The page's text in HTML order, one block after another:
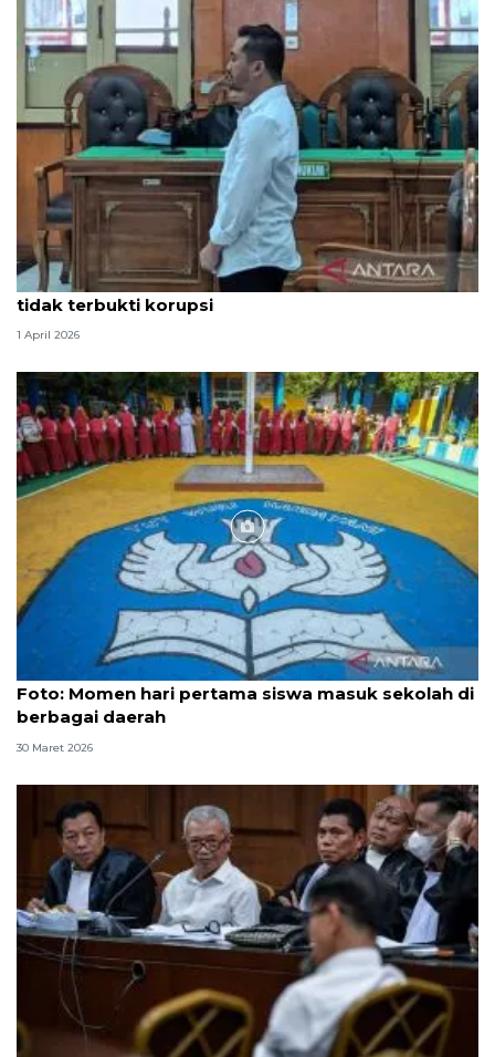
Hakim PN Medan vonis bebas Amsal Sitepu karena
tidak terbukti korupsi
1 April 2026
Foto: Momen hari pertama siswa masuk sekolah di
berbagai daerah
30 Maret 2026